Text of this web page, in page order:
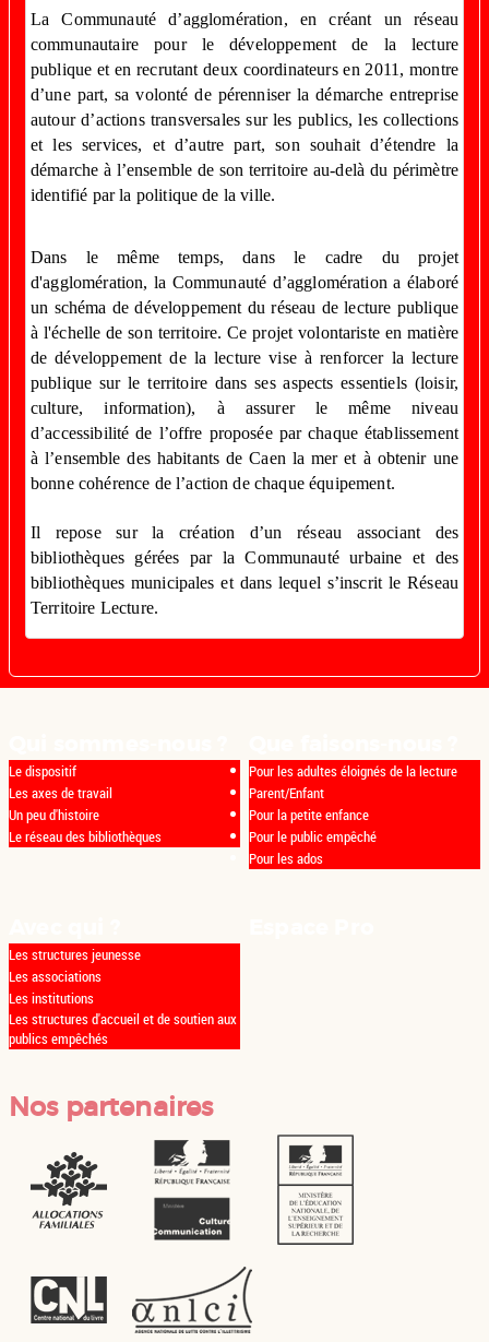
La Communauté d’agglomération, en créant un réseau
communautaire pour le développement de la lecture
publique et en recrutant deux coordinateurs en 2011, montre
d’une part, sa volonté de pérenniser la démarche entreprise
autour d’actions transversales sur les publics, les collections
et les services, et d’autre part, son souhait d’étendre la
démarche à l’ensemble de son territoire au-delà du périmètre
identifié par la politique de la ville.
Dans le même temps, dans le cadre du projet
d'agglomération, la Communauté d’agglomération a élaboré
un schéma de développement du réseau de lecture publique
à l'échelle de son territoire. Ce projet volontariste en matière
de développement de la lecture vise à renforcer la lecture
publique sur le territoire dans ses aspects essentiels (loisir,
culture, information), à assurer le même niveau
d’accessibilité de l’offre proposée par chaque établissement
à l’ensemble des habitants de Caen la mer et à obtenir une
bonne cohérence de l’action de chaque équipement.
Il repose sur la création d’un réseau associant des
bibliothèques gérées par la Communauté urbaine et des
bibliothèques municipales et dans lequel s’inscrit le Réseau
Territoire Lecture.
Le dispositif
Les axes de travail
Un peu d'histoire
Le réseau des bibliothèques
Pour les adultes éloignés de la lecture
Parent/Enfant
Pour la petite enfance
Pour le public empêché
Pour les ados
Les structures jeunesse
Les associations
Les institutions
Les structures d'accueil et de soutien aux
publics empêchés
Nos partenaires